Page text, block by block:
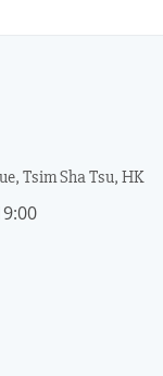
Tsim Sha Tsu, HK